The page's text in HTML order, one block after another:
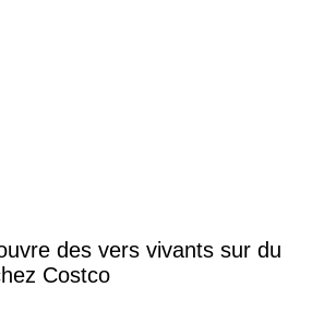
des vers vivants sur du
Costco